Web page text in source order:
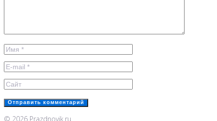
© 2026 Prazdnovik.ru